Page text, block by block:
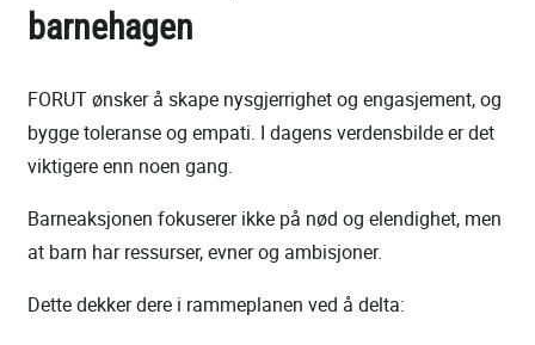
barnehagen
FORUT ønsker å skape nysgjerrighet og engasjement, og
bygge toleranse og empati. I dagens verdensbilde er det
viktigere enn noen gang.
Barneaksjonen fokuserer ikke på nød og elendighet, men
at barn har ressurser, evner og ambisjoner.
Dette dekker dere i rammeplanen ved å delta: